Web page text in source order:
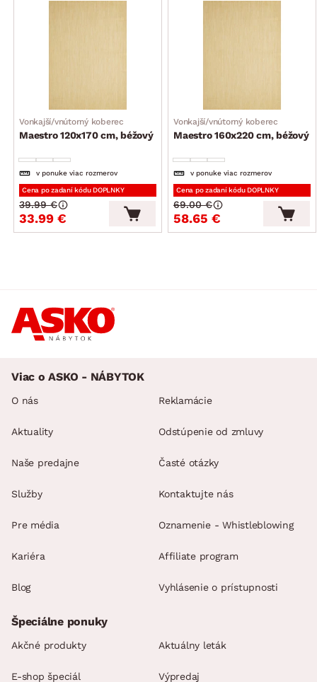
Vonkajší/vnútorný koberec
Maestro 120x170 cm, béžový
v ponuke viac rozmerov
Cena po zadaní kódu DOPLNKY
33.99 €
39.99 €
Vonkajší/vnútorný koberec
Maestro 160x220 cm, béžový
v ponuke viac rozmerov
Cena po zadaní kódu DOPLNKY
58.65 €
69.00 €
Viac o ASKO - NÁBYTOK
O nás
Aktuality
Naše predajne
Služby
Pre média
Kariéra
Blog
Reklamácie
Odstúpenie od zmluvy
Časté otázky
Kontaktujte nás
Oznamenie - Whistleblowing
Affiliate program
Vyhlásenie o prístupnosti
Špeciálne ponuky
Akčné produkty Aktuálny leták
E-shop špeciál Výpredaj